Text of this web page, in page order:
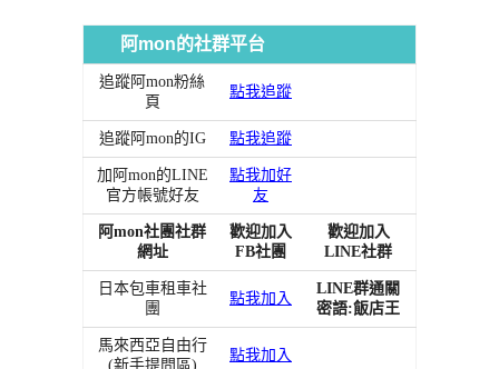
阿mon的社群平台
追蹤阿mon粉絲
頁
點我追蹤
追蹤阿mon的IG 點我追蹤
加阿mon的LINE
官方帳號好友
點我加好
友
阿mon社團社群
網址
歡迎加入
FB社團
歡迎加入
LINE社群
日本包車租車社
團
點我加入
LINE群通關
密語:飯店王
馬來西亞自由行
(新手提問區)
點我加入